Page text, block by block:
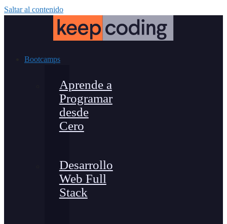
Saltar al contenido
Bootcamps
Aprende a
Programar
desde
Cero
Desarrollo
Web Full
Stack